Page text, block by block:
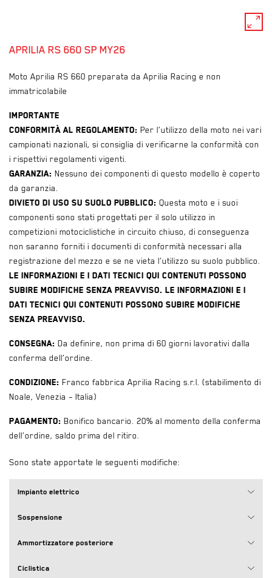
APRILIA RS 660 SP MY26
Moto Aprilia RS 660 preparata da Aprilia Racing e non
immatricolabile
Importante
Conformità al regolamento: Per l’utilizzo della moto nei vari
campionati nazionali, si consiglia di verificarne la conformità con
i rispettivi regolamenti vigenti.
Garanzia: Nessuno dei componenti di questo modello è coperto
da garanzia.
Divieto di uso su suolo pubblico: Questa moto e i suoi
componenti sono stati progettati per il solo utilizzo in
competizioni motociclistiche in circuito chiuso, di conseguenza
non saranno forniti i documenti di conformità necessari alla
registrazione del mezzo e se ne vieta l’utilizzo su suolo pubblico.
Le informazioni e i dati tecnici qui contenuti possono
subire modifiche senza preavviso. Le informazioni e i
dati tecnici qui contenuti possono subire modifiche
senza preavviso.
Consegna: Da definire, non prima di 60 giorni lavorativi dalla
conferma dell’ordine.
Condizione: Franco fabbrica Aprilia Racing s.r.l. (stabilimento di
Noale, Venezia – Italia)
Pagamento: Bonifico bancario. 20% al momento della conferma
dell’ordine, saldo prima del ritiro.
Sono state apportate le seguenti modifiche:
Impianto elettrico
Sospensione
Ammortizzatore posteriore
Ciclistica
pan_zoom